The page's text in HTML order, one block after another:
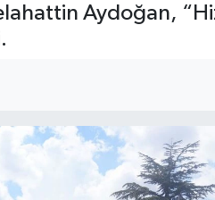
Aydoğan,